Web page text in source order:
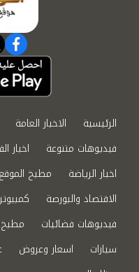
الرئيسية الاخبار العامة
فيديوهات متنوعة
اخبار
اخبار الرياضة
مطبخ
الاقتصاد والبورصة
فيديوهات فضائيات
سيارات
اسعار وعروض